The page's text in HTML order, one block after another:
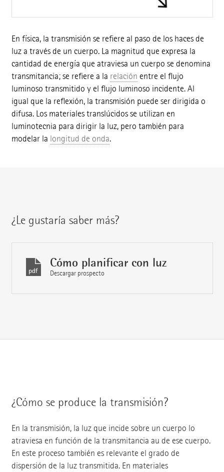
En física, la transmisión se refiere al paso de los haces de
luz a través de un cuerpo. La magnitud que expresa la
cantidad de energía que atraviesa un cuerpo se denomina
transmitancia; se refiere a la relación entre el flujo
luminoso transmitido y el flujo luminoso incidente. Al
igual que la reflexión, la transmisión puede ser dirigida o
difusa. Los materiales translúcidos se utilizan en
luminotecnia para dirigir la luz, pero también para
modelar la longitud de onda.
¿Le gustaría saber más?
Cómo planificar con luz
Descargar prospecto
¿Cómo se produce la transmisión?
En la transmisión, la luz que incide sobre un cuerpo lo
atraviesa en función de la transmitancia au de ese cuerpo.
En este proceso también es relevante el grado de
dispersión de la luz transmitida. En materiales